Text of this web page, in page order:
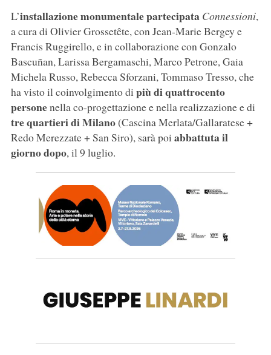
L’installazione monumentale partecipataConnessioni,
a cura di Olivier Grossetête, con Jean-Marie Bergey e
Francis Ruggirello, e in collaborazione con Gonzalo
Bascuñan, Larissa Bergamaschi, Marco Petrone, Gaia
Michela Russo, Rebecca Sforzani, Tommaso Tresso, che
ha visto il coinvolgimento di più di quattrocento
personenella co-progettazione e nella realizzazione e di
tre quartieri di Milano(Cascina Merlata/Gallaratese +
Redo Merezzate + San Siro), sarà poi abbattuta il
giorno dopo, il 9 luglio.